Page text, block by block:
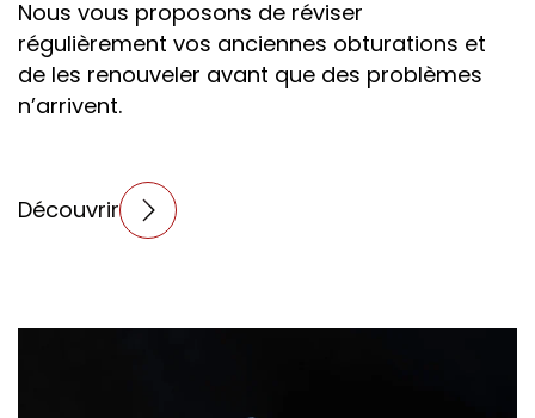
Nous vous proposons de réviser
régulièrement vos anciennes obturations et
de les renouveler avant que des problèmes
n’arrivent.
Découvrir